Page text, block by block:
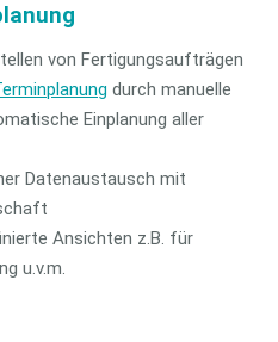
von Fertigungsaufträgen
durch manuelle
Einplanung aller
Datenaustausch mit
Ansichten z.B. für
u.v.m.